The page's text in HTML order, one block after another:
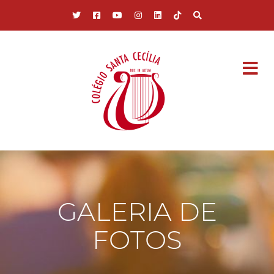
GALERIA DE
FOTOS